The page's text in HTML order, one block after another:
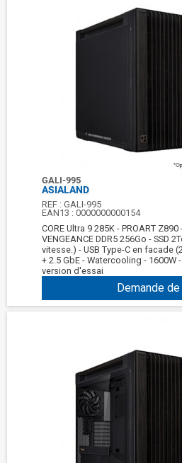
GALI-995
ASIALAND
REF :GALI-995
EAN13 :0000000000154
CORE Ultra 9 285K - PROART Z890
VENGEANCE DDR5 256Go - SSD
vitesse.) - USB Type-C en facade
+ 2.5 GbE - Watercooling - 1600W
version d'essai
Demande